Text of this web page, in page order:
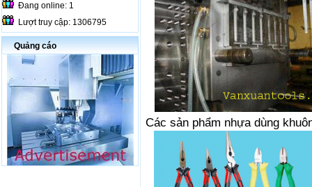
Đang online: 1
Lượt truy cập: 1306795
Quảng cáo
Các sản phẩm nhựa dùng